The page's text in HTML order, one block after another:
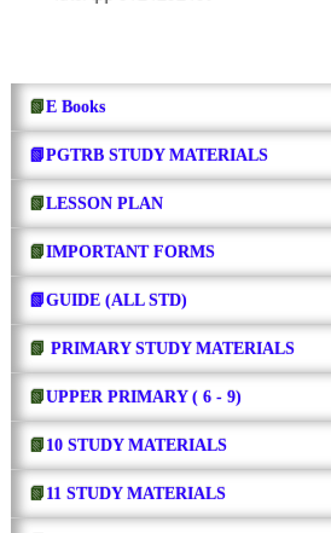
📗E Books
📗PGTRB STUDY MATERIALS
📗LESSON PLAN
📗IMPORTANT FORMS
📗GUIDE (ALL STD)
📗 PRIMARY STUDY MATERIALS
📗UPPER PRIMARY ( 6 - 9)
📗 10 STUDY MATERIALS
📗 11 STUDY MATERIALS